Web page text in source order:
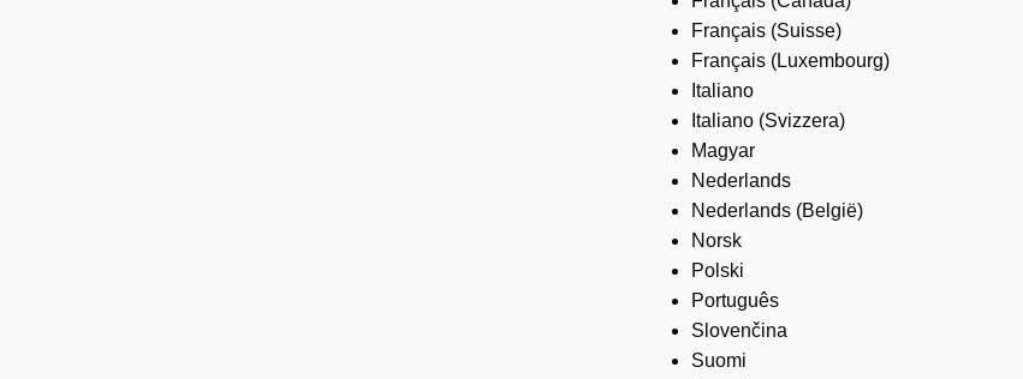
Français (Suisse)
Français (Luxembourg)
Italiano
Italiano (Svizzera)
Magyar
Nederlands
Nederlands (België)
Norsk
Polski
Português
Slovenčina
Suomi